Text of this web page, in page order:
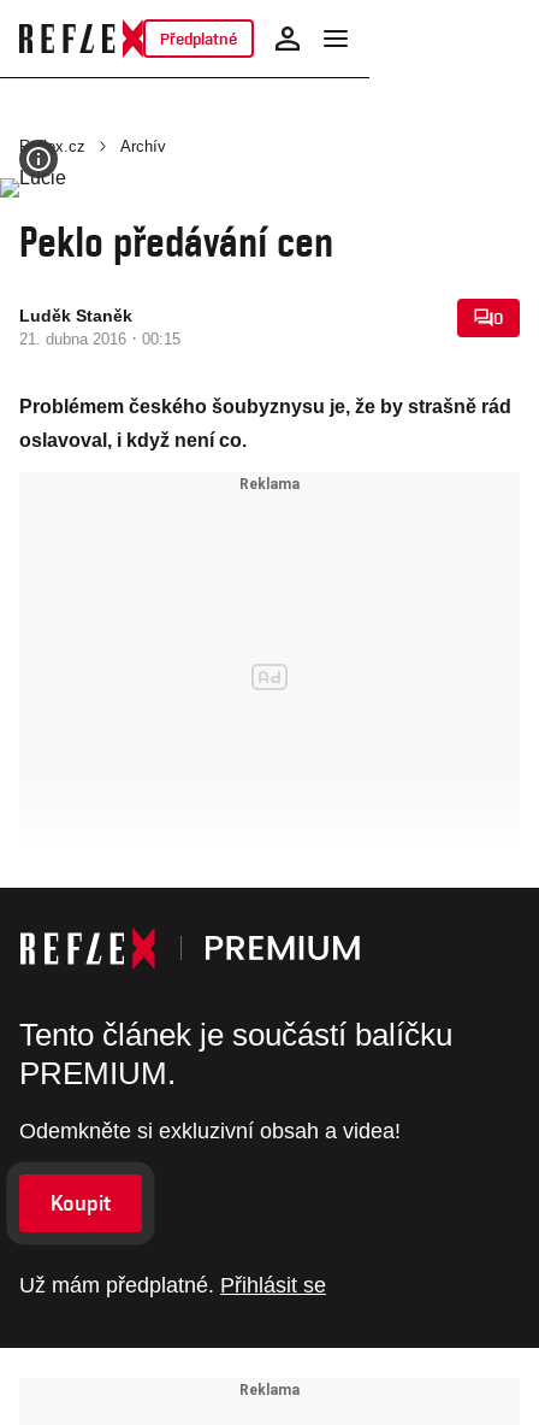
Předplatné
Reflex.cz Archív
Peklo předávání cen
Luděk Staněk
21. dubna 2016 · 00:15
0
Problémem českého šoubyznysu je, že by strašně rád
oslavoval, i když není co.
Tento článek je součástí balíčku
PREMIUM.
Odemkněte si exkluzivní obsah a videa!
Koupit
Už mám předplatné. Přihlásit se